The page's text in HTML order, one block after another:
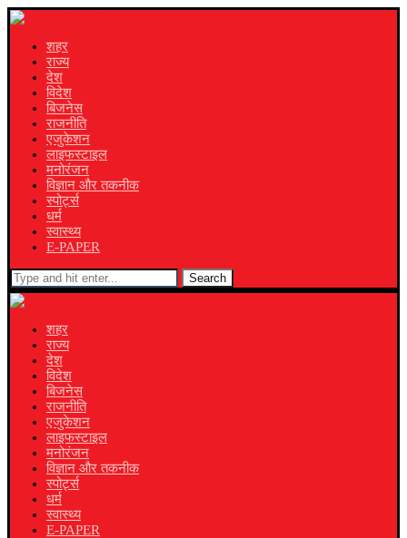
शहर
राज्य
देश
विदेश
बिजनेस
राजनीति
एजुकेशन
लाइफस्टाइल
मनोरंजन
विज्ञान और तकनीक
स्पोर्ट्स
धर्म
स्वास्थ्य
E-PAPER
Search
शहर
राज्य
देश
विदेश
बिजनेस
राजनीति
एजुकेशन
लाइफस्टाइल
मनोरंजन
विज्ञान और तकनीक
स्पोर्ट्स
धर्म
स्वास्थ्य
E-PAPER